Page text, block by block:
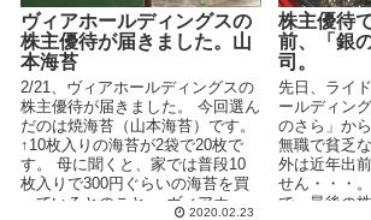
ヴィアホールディングスの
株主優待が届きました。山
本海苔
2/21、ヴィアホールディングスの
株主優待が届きました。 今回選ん
だのは焼海苔（山本海苔）です。
↑10枚入りの海苔が2袋で20枚で
す。 母に聞くと、家では普段10
枚入りで300円ぐらいの海苔を買
っているとのこと。 ヴィアホ...
2020.02.23
株主優待
前、「銀
司。
先日、ライ
ールディン
のさら」か
無職で貧乏
外は近年出
せん・・・
で、最後の